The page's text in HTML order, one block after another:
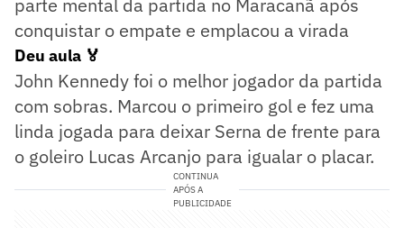
conquistar o empate e emplacou a virada
Deu aula 🏅
John Kennedy foi o melhor jogador da partida
com sobras. Marcou o primeiro gol e fez uma
linda jogada para deixar Serna de frente para
o goleiro Lucas Arcanjo para igualar o placar.
CONTINUA
APÓS A
PUBLICIDADE